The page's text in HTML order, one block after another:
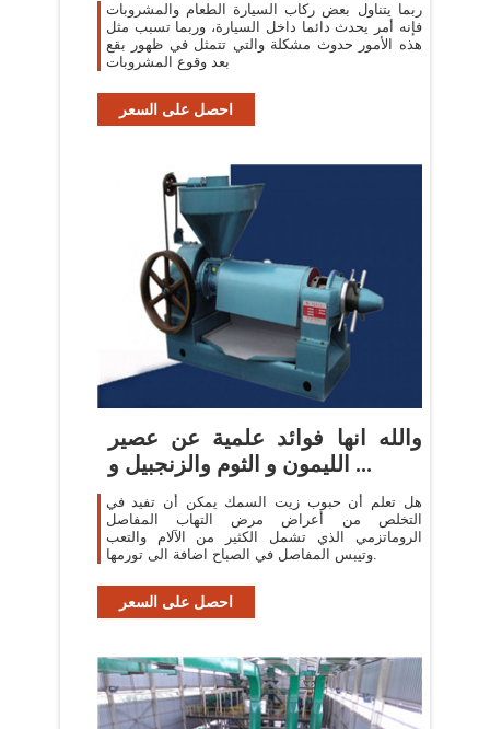
ربما يتناول بعض ركاب السيارة الطعام والمشروبات
فإنه أمر يحدث دائما داخل السيارة، وربما تسبب مثل
هذه الأمور حدوث مشكلة والتي تتمثل في ظهور بقع
بعد وقوع المشروبات
احصل على السعر
والله انها فوائد علمية عن عصير
الليمون و الثوم والزنجبيل و ...
هل تعلم أن حبوب زيت السمك يمكن أن تفيد في
التخلص من أعراض مرض التهاب المفاصل
الروماتزمي الذي تشمل الكثير من الآلام والتعب
وتيبس المفاصل في الصباح اضافة الى تورمها.
احصل على السعر